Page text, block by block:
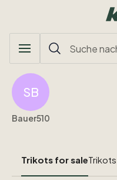
SB
Bauer510
Trikots for sale